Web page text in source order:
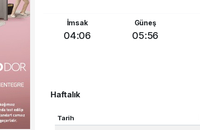
İmsak
04:06
Güneş
05:56
Haftalık
Tarih